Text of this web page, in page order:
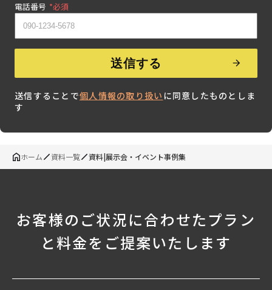
電話番号 *
送信することで個人情報の取り扱い に同意したものとしま
す
ホーム 資料一覧 資料|展示会・イベント事例集
お客様のご状況に合わせたプラン
と料金をご提案いたします